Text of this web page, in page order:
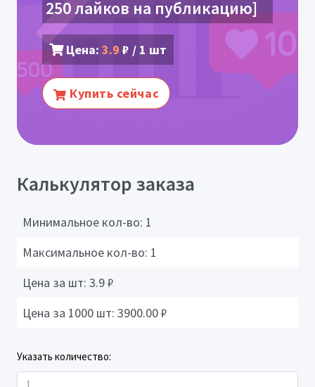
250 лайков на публикацию]
Цена: 3.9 ₽ / 1 шт
Купить сейчас
Калькулятор заказа
Минимальное кол-во: 1
Максимальное кол-во: 1
Цена за шт: 3.9₽
Цена за 1000 шт: 3900.00₽
Указать количество: